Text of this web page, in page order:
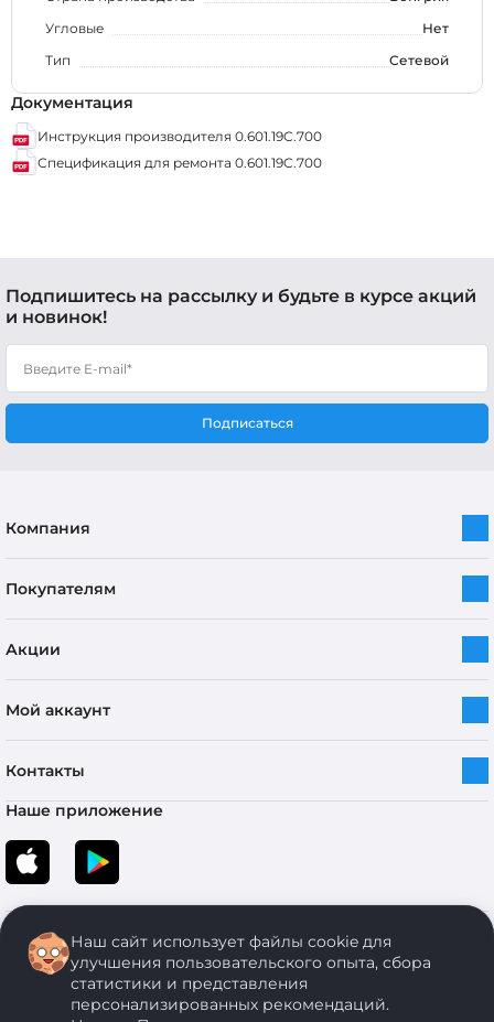
Угловые
Нет
Тип
Сетевой
Документация
Инструкция производителя 0.601.19C.700
Спецификация для ремонта 0.601.19C.700
Подпишитесь на рассылку и будьте в курсе акций
и новинок!
Подписаться
Компания
Покупателям
Акции
Мой аккаунт
Контакты
Наше приложение
Наш сайт использует файлы cookie для
улучшения пользовательского опыта, сбора
статистики и представления
персонализированных рекомендаций.